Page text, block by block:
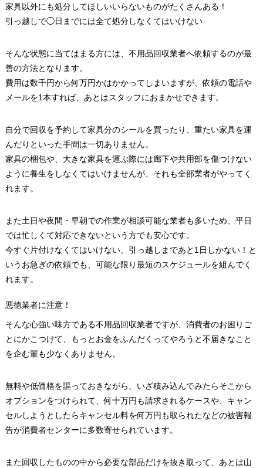
家具以外にも処分してほしいいらないものがたくさんある！
引っ越しで◯日までには全て処分しなくてはいけない
そんな状態に当てはまる方には、不用品回収業者へ依頼するのが最
善の方法となります。
費用は数千円から何万円かはかかってしまいますが、依頼の電話や
メールを1本すれば、あとはスタッフにおまかせできます。
自分で回収を予約して家具分のシールを買ったり、重たい家具を運
んだりといった手間は一切ありません。
家具の梱包や、大きな家具を運ぶ際には廊下や共用部を傷つけない
ように養生をしなくてはいけませんが、それも全部業者がやってく
れます。
また土日や夜間・早朝での作業が相談可能な業者も多いため、平日
では忙しくて対応できないという方でも安心です。
今すぐ片付けなくてはいけない、引っ越しまであと1日しかない！と
いうお急ぎの依頼でも、可能な限り最短のスケジュールを組んでく
れます。
悪徳業者に注意！
そんな心強い味方である不用品回収業者ですが、消費者のお困りご
とにかこつけて、もっとお金をふんだくってやろうと不届きなこと
を企む輩も少なくありません。
無料や低価格を謳っておきながら、いざ積み込んでみたらそこから
オプションをつけられて、何十万円も請求されるケースや、キャン
セルしようとしたらキャンセル料を何万円も取られたなどの被害報
告が消費者センターに多数寄せられています。
また回収したものの中から必要な部品だけを抜き取って、あとは山